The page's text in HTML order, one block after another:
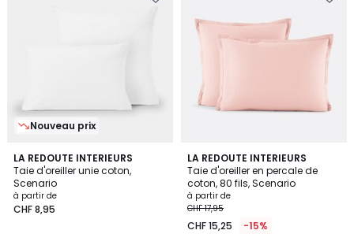
Nouveau prix
LA REDOUTE INTERIEURS
Taie d'oreiller unie coton,
Scenario
à partir de
CHF 8,95
4,2
/ 5
22
Couleurs
LA REDOUTE INTERIEURS
Taie d'oreiller en percale de
coton, 80 fils, Scenario
à partir de
CHF 17,95
CHF 15,25 -15%
4,2
/ 5
22
Couleurs